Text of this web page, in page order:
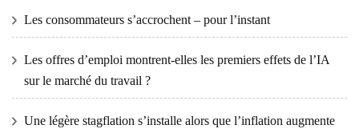
Les consommateurs s’accrochent – ​​pour l’instant
Les offres d’emploi montrent-elles les premiers effets de l’IA
sur le marché du travail ?
Une légère stagflation s’installe alors que l’inflation augmente